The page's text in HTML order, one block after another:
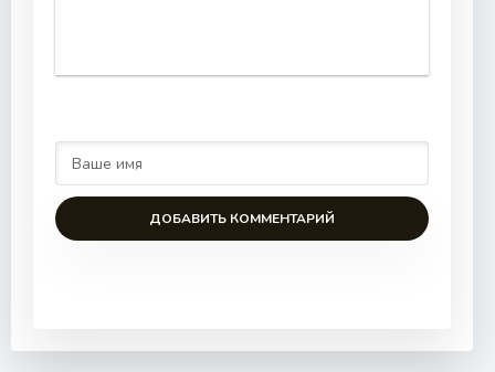
ДОБАВИТЬ КОММЕНТАРИЙ